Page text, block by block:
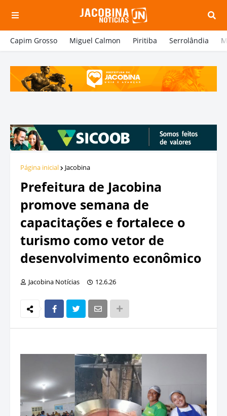
Capim Grosso Miguel Calmon Piritiba Serrolândia
Página inicial Jacobina
Prefeitura de Jacobina
promove semana de
capacitações e fortalece o
turismo como vetor de
desenvolvimento econômico
Jacobina Notícias 12.6.26